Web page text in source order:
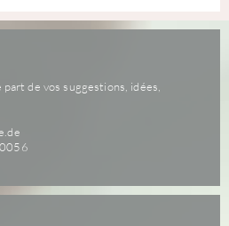
de vos suggestions, idées,